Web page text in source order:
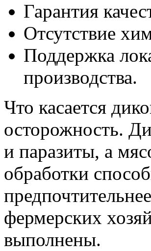
Гарантия
Отсутствие
Поддержка
производства.
Что касается
осторожность.
и паразиты, а
обработки
фермерских
выполнены.